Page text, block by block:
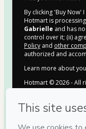
By clicking 'Buy Now'
Hotmart is
Gabrielle and has
control over it; (ii)
Policy and other
authorized and
Learn more about
Hotmart ©2026- All
2026-08-